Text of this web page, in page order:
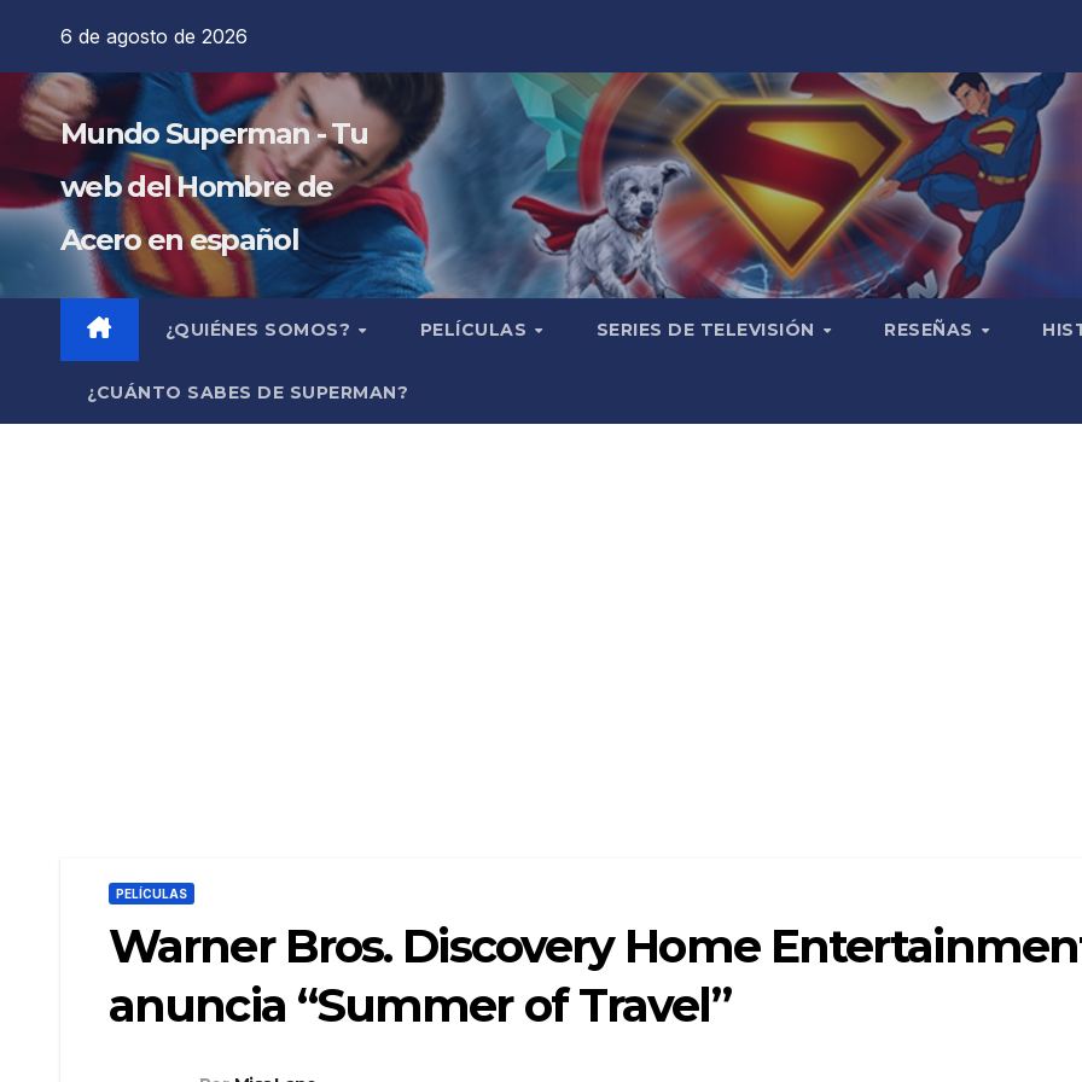
contenido
6 de agosto de 2026
Mundo Superman - Tu
web del Hombre de
Acero en español
¿QUIÉNES SOMOS? PELÍCULAS SERIES DE TELEVISIÓN RESEÑAS
¿CUÁNTO SABES DE SUPERMAN?
PELÍCULAS
Warner Bros. Discovery Home
anuncia “Summer of Travel”